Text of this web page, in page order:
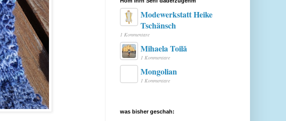
Modewerkstatt Heike
Tschänsch
1 Kommentare
Mihaela Toilă
1 Kommentare
Mongolian
1 Kommentare
was bisher geschah: